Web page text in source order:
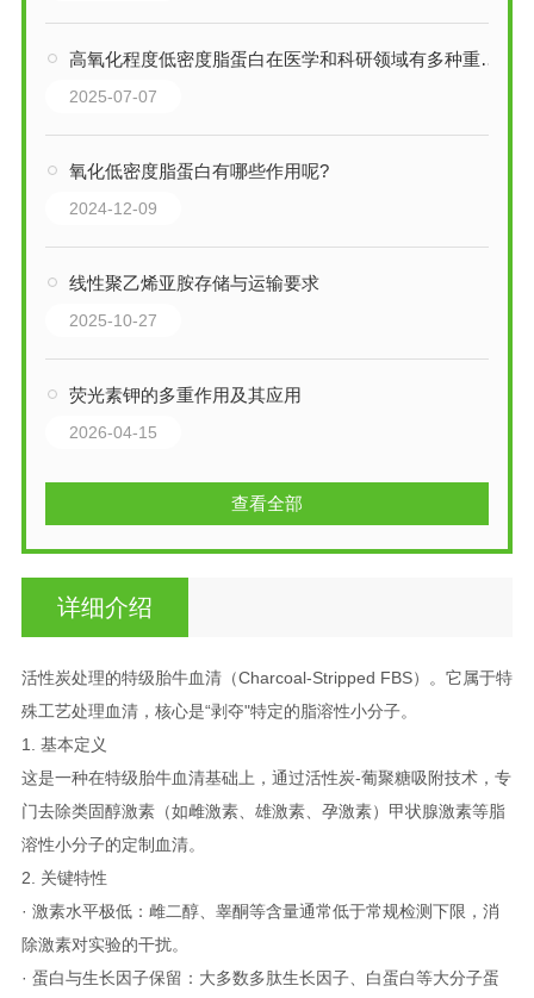
高氧化程度低密度脂蛋白在医学和科研领域有多种重要应用
2025-07-07
氧化低密度脂蛋白有哪些作用呢?
2024-12-09
线性聚乙烯亚胺存储与运输要求
2025-10-27
荧光素钾的多重作用及其应用
2026-04-15
查看全部
详细介绍
活性炭处理的特级胎牛血清（Charcoal-Stripped FBS）。它属于特
殊工艺处理血清，核心是“剥夺"特定的脂溶性小分子。
1. 基本定义
这是一种在特级胎牛血清基础上，通过活性炭-葡聚糖吸附技术，专
门去除类固醇激素（如雌激素、雄激素、孕激素）甲状腺激素等脂
溶性小分子的定制血清。
2. 关键特性
· 激素水平极低：雌二醇、睾酮等含量通常低于常规检测下限，消
除激素对实验的干扰。
· 蛋白与生长因子保留：大多数多肽生长因子、白蛋白等大分子蛋